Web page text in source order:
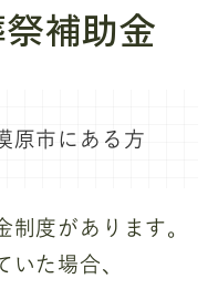
補助金
原市にある方
制度があります。
いた場合、